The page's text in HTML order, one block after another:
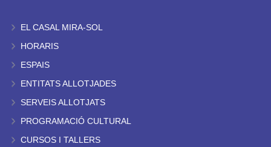
EL CASAL MIRA-SOL
HORARIS
ESPAIS
ENTITATS ALLOTJADES
SERVEIS ALLOTJATS
PROGRAMACIÓ CULTURAL
CURSOS I TALLERS